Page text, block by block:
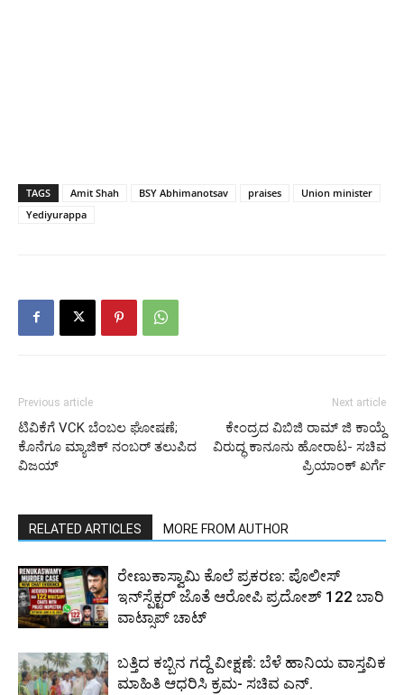
TAGS Amit Shah BSY Abhimanotsav praises
Union minister
Yediyurappa
Previous article
ಟಿವಿಕೆಗೆ VCK ಬೆಂಬಲ ಘೋಷಣೆ;
ಕೊನೆಗೂ ಮ್ಯಾಜಿಕ್ ನಂಬರ್ ತಲುಪಿದ
ವಿಜಯ್
Next article
ಕೇಂದ್ರದ ವಿಬಿಜಿ ರಾಮ್ ಜಿ ಕಾಯ್ದೆ
ವಿರುದ್ಧ ಕಾನೂನು ಹೋರಾಟ- ಸಚಿವ
ಪ್ರಿಯಾಂಕ್ ಖರ್ಗೆ
RELATED ARTICLES MORE FROM AUTHOR
ರೇಣುಕಾಸ್ವಾಮಿ ಕೊಲೆ ಪ್ರಕರಣ: ಪೊಲೀಸ್
ಇನ್‌ಸ್ಪೆಕ್ಟರ್‌ ಜೊತೆ ಆರೋಪಿ ಪ್ರದೋಶ್‌ 122 ಬಾರಿ
ವಾಟ್ಸಾಪ್ ಚಾಟ್
ಬತ್ತಿದ ಕಬ್ಬಿನ ಗದ್ದೆ ವೀಕ್ಷಣೆ: ಬೆಳೆ ಹಾನಿಯ ವಾಸ್ತವಿಕ
ಮಾಹಿತಿ ಆಧರಿಸಿ ಕ್ರಮ- ಸಚಿವ ಎನ್.